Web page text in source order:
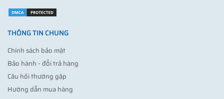
THÔNG TIN CHUNG
Chính sách bảo mật
Bảo hành - đổi trả hàng
Câu hỏi thường gặp
Hướng dẫn mua hàng